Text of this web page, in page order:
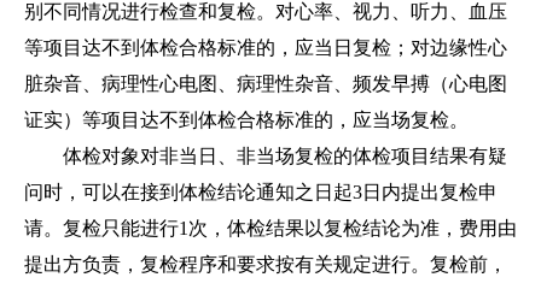
别不同情况进行检查和复检。对心率、视力、听力、血压
等项目达不到体检合格标准的，应当日复检；对边缘性心
脏杂音、病理性心电图、病理性杂音、频发早搏（心电图
证实）等项目达不到体检合格标准的，应当场复检。
体检对象对非当日、非当场复检的体检项目结果有疑
问时，可以在接到体检结论通知之日起3日内提出复检申
请。复检只能进行1次，体检结果以复检结论为准，费用由
提出方负责，复检程序和要求按有关规定进行。复检前，